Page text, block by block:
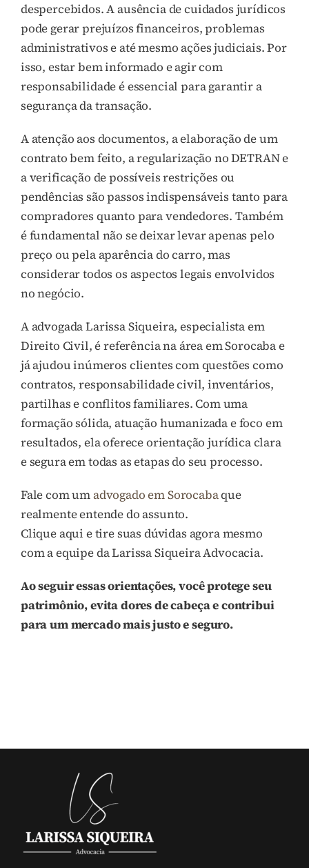
despercebidos. A ausência de cuidados jurídicos
pode gerar prejuízos financeiros, problemas
administrativos e até mesmo ações judiciais. Por
isso, estar bem informado e agir com
responsabilidade é essencial para garantir a
segurança da transação.
A atenção aos documentos, a elaboração de um
contrato bem feito, a regularização no DETRAN e
a verificação de possíveis restrições ou
pendências são passos indispensáveis tanto para
compradores quanto para vendedores. Também
é fundamental não se deixar levar apenas pelo
preço ou pela aparência do carro, mas
considerar todos os aspectos legais envolvidos
no negócio.
A advogada Larissa Siqueira, especialista em
Direito Civil, é referência na área em Sorocaba e
já ajudou inúmeros clientes com questões como
contratos, responsabilidade civil, inventários,
partilhas e conflitos familiares. Com uma
formação sólida, atuação humanizada e foco em
resultados, ela oferece orientação jurídica clara
e segura em todas as etapas do seu processo.
Fale com um advogado em Sorocabaque
realmente entende do assunto.
Clique aqui e tire suas dúvidas agora mesmo
com a equipe da Larissa Siqueira Advocacia.
Ao seguir essas orientações, você protege seu
patrimônio, evita dores de cabeça e contribui
para um mercado mais justo e seguro.